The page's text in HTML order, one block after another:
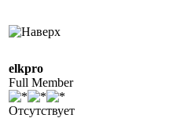
elkpro
Full Member
Отсутствует